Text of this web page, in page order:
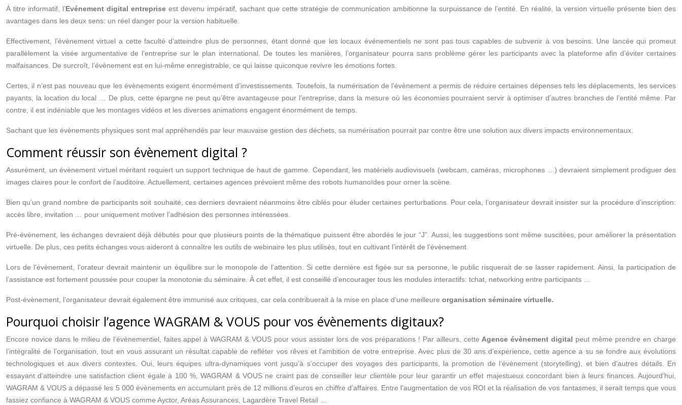
À titre informatif, l’Evénement digital entreprise est devenu impératif, sachant que cette stratégie de communication ambitionne la surpuissance de l’entité. En réalité, la version virtuelle présente bien des
avantages dans les deux sens: un réel danger pour la version habituelle.
Effectivement, l’évènement virtuel a cette faculté d’atteindre plus de personnes, étant donné que les locaux événementiels ne sont pas tous capables de subvenir à vos besoins. Une lancée qui promeut
parallèlement la visée argumentative de l’entreprise sur le plan international. De toutes les manières, l’organisateur pourra sans problème gérer les participants avec la plateforme afin d’éviter certaines
malfaisances. De surcroît, l’évènement est en lui-même enregistrable, ce qui laisse quiconque revivre les émotions fortes.
Certes, il n’est pas nouveau que les évènements exigent énormément d’investissements. Toutefois, la numérisation de l’évènement a permis de réduire certaines dépenses tels les déplacements, les services
payants, la location du local … De plus, cette épargne ne peut qu’être avantageuse pour l’entreprise, dans la mesure où les économies pourraient servir à optimiser d’autres branches de l’entité même. Par
contre, il est indéniable que les montages vidéos et les diverses animations engagent énormément de temps.
Sachant que les évènements physiques sont mal appréhendés par leur mauvaise gestion des déchets, sa numérisation pourrait par contre être une solution aux divers impacts environnementaux.
Comment réussir son évènement digital ?
Assurément, un évènement virtuel méritant requiert un support technique de haut de gamme. Cependant, les matériels audiovisuels (webcam, caméras, microphones …) devraient simplement prodiguer des
images claires pour le confort de l’auditoire. Actuellement, certaines agences prévoient même des robots humanoïdes pour orner la scène.
Bien qu’un grand nombre de participants soit souhaité, ces derniers devraient néanmoins être ciblés pour éluder certaines perturbations. Pour cela, l’organisateur devrait insister sur la procédure d’inscription:
accès libre, invitation … pour uniquement motiver l’adhésion des personnes intéressées.
Pré-évènement, les échanges devraient déjà débutés pour que plusieurs points de la thématique puissent être abordés le jour “J”. Aussi, les suggestions sont même suscitées, pour améliorer la présentation
virtuelle. De plus, ces petits échanges vous aideront à connaître les outils de webinaire les plus utilisés, tout en cultivant l’intérêt de l’évènement.
Lors de l’évènement, l’orateur devrait maintenir un équilibre sur le monopole de l’attention. Si cette dernière est figée sur sa personne, le public risquerait de se lasser rapidement. Ainsi, la participation de
l’assistance est fortement poussée pour couper la monotonie du séminaire. À cet effet, il est conseillé d’encourager tous les modules interactifs: tchat, networking entre participants …
Post-évènement, l’organisateur devrait également être immunisé aux critiques, car cela contribuerait à la mise en place d’une meilleure organisation séminaire virtuelle.
Pourquoi choisir l’agence WAGRAM & VOUS pour vos évènements digitaux?
Encore novice dans le milieu de l’évènementiel, faites appel à WAGRAM & VOUS pour vous assister lors de vos préparations ! Par ailleurs, cette Agence évènement digital peut même prendre en charge
l’intégralité de l’organisation, tout en vous assurant un résultat capable de refléter vos rêves et l’ambition de votre entreprise. Avec plus de 30 ans d’expérience, cette agence a su se fondre aux évolutions
technologiques et aux divers contextes. Oui, leurs équipes ultra-dynamiques vont jusqu’à s’occuper des voyages des participants, la promotion de l’évènement (storytelling), et bien d’autres détails. En
essayant d’atteindre une satisfaction client égale à 100 %, WAGRAM & VOUS ne craint pas de conseiller leur clientèle pour leur garantir un effet majestueux concordant bien à leurs finances. Aujourd’hui,
WAGRAM & VOUS a dépassé les 5 000 évènements en accumulant près de 12 millions d’euros en chiffre d’affaires. Entre l’augmentation de vos ROI et la réalisation de vos fantasmes, il serait temps que vous
fassiez confiance à WAGRAM & VOUS comme Ayctor, Aréas Assurances, Lagardère Travel Retail …